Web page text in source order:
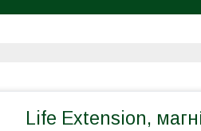
Life Extension,